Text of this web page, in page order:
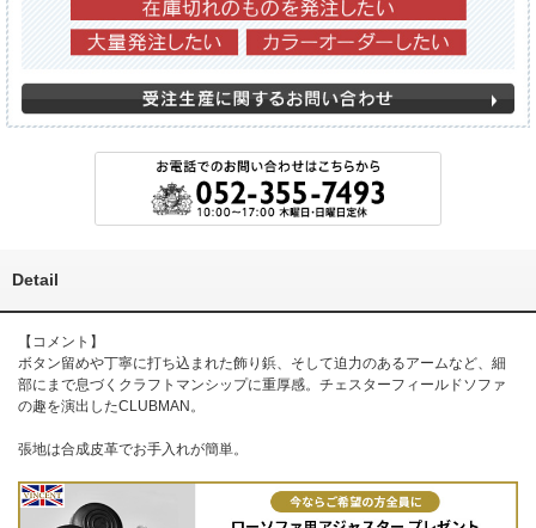
Detail
【コメント】
ボタン留めや丁寧に打ち込まれた飾り鋲、そして迫力のあるアームなど、細
部にまで息づくクラフトマンシップに重厚感。チェスターフィールドソファ
の趣を演出したCLUBMAN。
張地は合成皮革でお手入れが簡単。